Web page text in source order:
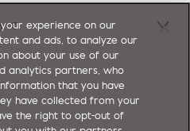
て
experience on our
and ads, to analyze our
about your use of our
analytics partners, who
that you have
have collected from your
the right to opt-out of